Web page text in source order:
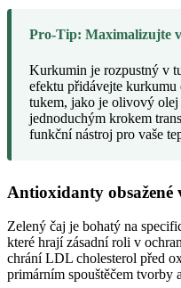
Pro-Tip: Maximalizujte
Kurkumin je rozpustný v
efektu přidávejte kurkumu
tukem, jako je olivový
jednoduchým krokem
funkční nástroj pro vaše
Antioxidanty obsažené
Zelený čaj je bohatý na
které hrají zásadní roli v
chrání LDL cholesterol před
primárním spouštěčem tvorby